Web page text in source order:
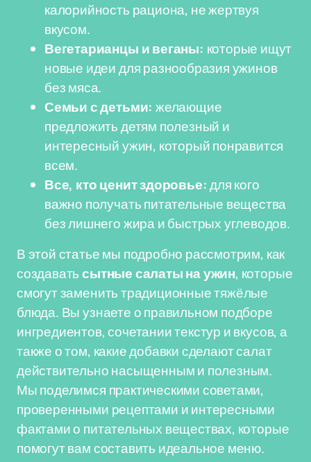
калорийность рациона, не жертвуя
вкусом.
Вегетарианцы и веганы: которые ищут
новые идеи для разнообразия ужинов
без мяса.
Семьи с детьми: желающие
предложить детям полезный и
интересный ужин, который понравится
всем.
Все, кто ценит здоровье:для кого
важно получать питательные вещества
без лишнего жира и быстрых углеводов.
В этой статье мы подробно рассмотрим, как
создаватьсытные салаты на ужин, которые
смогут заменить традиционные тяжёлые
блюда. Вы узнаете о правильном подборе
ингредиентов, сочетании текстур и вкусов, а
также о том, какие добавки сделают салат
действительно насыщенным и полезным.
Мы поделимся практическими советами,
проверенными рецептами и интересными
фактами о питательных веществах, которые
помогут вам составить идеальное меню.